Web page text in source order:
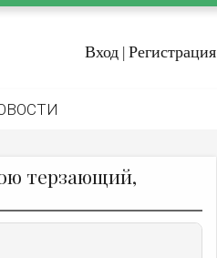
Вход | Регистрация
терзающий,